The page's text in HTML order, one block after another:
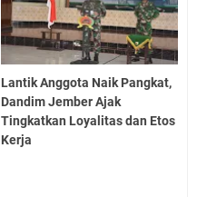
Lantik Anggota Naik Pangkat,
Dandim Jember Ajak
Tingkatkan Loyalitas dan Etos
Kerja